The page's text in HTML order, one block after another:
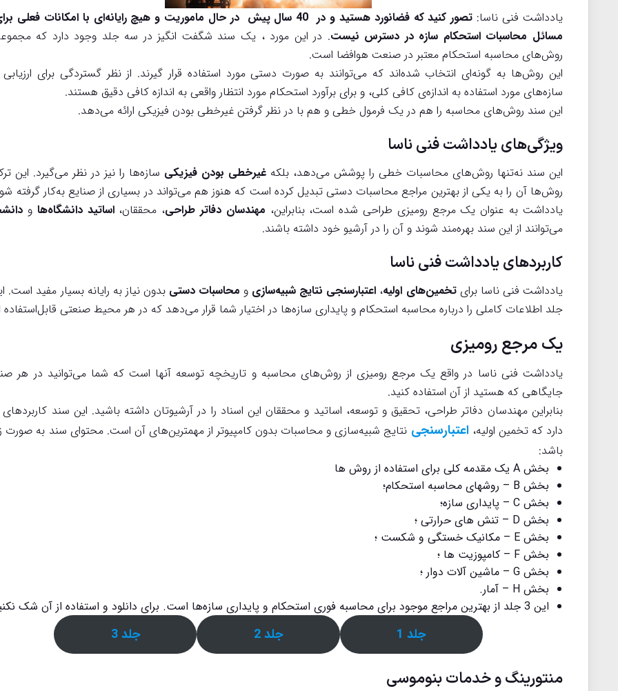
یادداشت فنی ناسا:
تصور کنید که فضانورد هستید و در 40 سال پیش در حال ماموریت و هیچ رایانه‌ای با امکانات
مسائل محاسبات استحکام سازه در دسترس نیست. در این مورد ، یک سند شگفت انگیز در سه جلد وجود دارد که
روش‌های محاسبه استحکام معتبر در صنعت هوافضا است.
این روش‌ها به گونه‌ای انتخاب شده‌اند که می‌توانند به صورت دستی مورد استفاده قرار گیرند. از نظر گستردگی برای ارزیابی
سازه‌های مورد استفاده به اندازه‌ی کافی کلی، و برای برآورد استحکام مورد انتظار واقعی به اندازه کافی دقیق هستند.
این سند روش‌های محاسبه را هم در یک فرمول خطی و هم با در نظر گرفتن غیر‌خطی بودن فیزیکی ارائه می‌دهد.
ویژگی‌های یادداشت فنی ناسا
این سند نه‌تنها روش‌های محاسبات خطی را پوشش می‌دهد، بلکه غیر‌خطی بودن فیزیکی سازه‌ها را نیز در نظر می‌گیرد. این
روش‌ها آن را به یکی از بهترین مراجع محاسبات دستی تبدیل کرده است که هنوز هم می‌تواند در بسیاری از صنایع به‌کار گرفته
یادداشت به عنوان یک مرجع رومیزی طراحی شده است، بنابراین، مهندسان دفاتر طراحی، محققان،اساتید دانشگاه‌ها و
می‌توانند از این سند بهره‌مند شوند و آن را در آرشیو خود داشته باشند.
کاربردهای یادداشت فنی ناسا
یادداشت فنی ناسا برایتخمین‌های اولیه، اعتبارسنجی نتایج شبیه‌سازی و محاسبات دستی بدون نیاز به رایانه بسیار مفید است.
جلد اطلاعات کاملی را درباره محاسبه استحکام و پایداری سازه‌ها در اختیار شما قرار می‌دهد که در هر محیط صنعتی
یک مرجع رومیزی
یادداشت فنی ناسا در واقع یک مرجع رومیزی از روش‌های محاسبه و تاریخچه توسعه آنها است که شما می‌توانید در هر
جایگاهی که هستید از آن استفاده کنید.
بنابراین مهندسان دفاتر طراحی، تحقیق و توسعه، اساتید و محققان این اسناد را در آرشیوتان داشته باشید. این سند
دارد که تخمین اولیه،اعتبارسنجی نتایج شبیه‌سازی و محاسبات بدون کامپیوتر از مهمترین‌های آن است. محتوای سند به صورت
باشد:
بخش A یک مقدمه کلی برای استفاده از روش ها
بخش B – روشهای محاسبه استحکام؛
بخش C – پایداری سازه؛
بخش D – تنش های حرارتی ؛
بخش E – مکانیک خستگی و شکست ؛
بخش F – کامپوزیت ها ؛
بخش G – ماشین آلات دوار ؛
بخش H – آمار.
این 3 جلد از بهترین مراجع موجود برای محاسبه فوری استحکام و پایداری سازه‌ها است. برای دانلود و استفاده از آن شک نکنید.
جلد 1 جلد 2 جلد 3
منتورینگ و خدمات بنوموسی